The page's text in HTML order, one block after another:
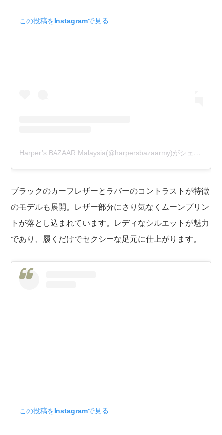
この投稿をInstagramで見る
Harper’s BAZAAR Malaysia(@harpersbazaarmy)がシェアした投稿
ブラックのカーフレザーとラバーのコントラストが特徴
のモデルも展開。レザー部分にさり気なくムーンプリン
トが落とし込まれています。レディなシルエットが魅力
であり、履くだけでセクシーな足元に仕上がります。
この投稿をInstagramで見る